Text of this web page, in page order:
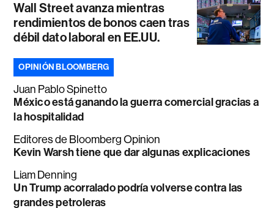
Wall Street avanza mientras
rendimientos de bonos caen tras
débil dato laboral en EE.UU.
OPINIÓN BLOOMBERG
Juan Pablo Spinetto
México está ganando la guerra comercial gracias a
la hospitalidad
Editores de Bloomberg Opinion
Kevin Warsh tiene que dar algunas explicaciones
Liam Denning
Un Trump acorralado podría volverse contra las
grandes petroleras